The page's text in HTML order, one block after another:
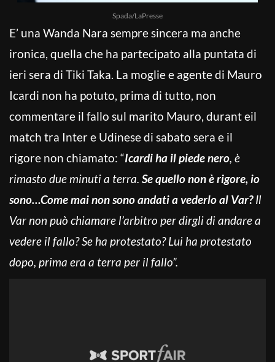
Spada/LaPresse
E’ una Wanda Nara sempre sincera ma anche
ironica, quella che ha partecipato alla puntata di
ieri sera di Tiki Taka. La moglie e agente di Mauro
Icardi non ha potuto, prima di tutto, non
commentare il fallo sul marito Mauro, durant eil
match tra Inter e Udinese di sabato sera e il
rigore non chiamato: “Icardi ha il piede nero, è
rimasto due minuti a terra. Se quello non è rigore, io
sono…Come mai non sono andati a vederlo al Var?Il
Var non può chiamare l’arbitro per dirgli di andare a
vedere il fallo? Se ha protestato? Lui ha protestato
dopo, prima era a terra per il fallo”.